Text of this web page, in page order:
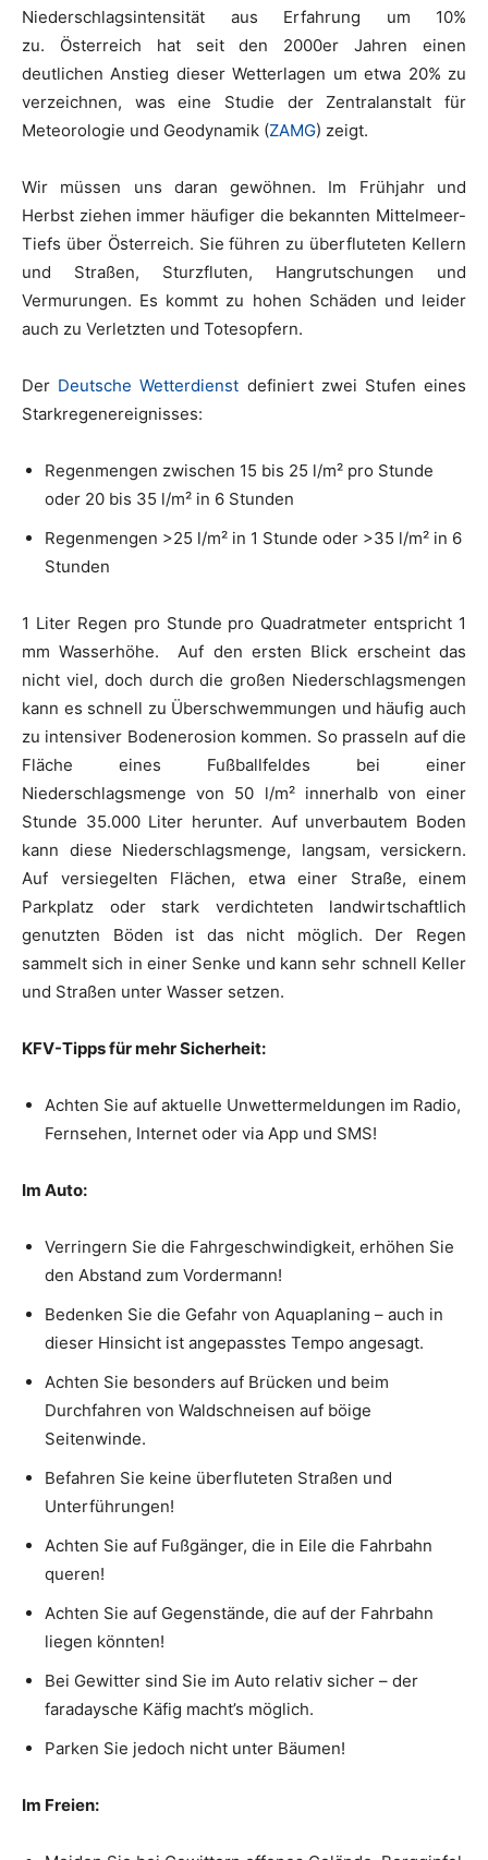
Niederschlagsintensität aus Erfahrung um 10%
zu. Österreich hat seit den 2000er Jahren einen
deutlichen Anstieg dieser Wetterlagen um etwa 20% zu
verzeichnen, was eine Studie der Zentralanstalt für
Meteorologie und Geodynamik (ZAMG) zeigt.
Wir müssen uns daran gewöhnen. Im Frühjahr und
Herbst ziehen immer häufiger die bekannten Mittelmeer-
Tiefs über Österreich. Sie führen zu überfluteten Kellern
und Straßen, Sturzfluten, Hangrutschungen und
Vermurungen. Es kommt zu hohen Schäden und leider
auch zu Verletzten und Totesopfern.
Der Deutsche Wetterdienst definiert zwei Stufen eines
Starkregenereignisses:
Regenmengen zwischen 15 bis 25 l/m² pro Stunde
oder 20 bis 35 l/m² in 6 Stunden
Regenmengen >25 l/m² in 1 Stunde oder >35 l/m² in 6
Stunden
1 Liter Regen pro Stunde pro Quadratmeter entspricht 1
mm Wasserhöhe. Auf den ersten Blick erscheint das
nicht viel, doch durch die großen Niederschlagsmengen
kann es schnell zu Überschwemmungen und häufig auch
zu intensiver Bodenerosion kommen. So prasseln auf die
Fläche eines Fußballfeldes bei einer
Niederschlagsmenge von 50 l/m² innerhalb von einer
Stunde 35.000 Liter herunter. Auf unverbautem Boden
kann diese Niederschlagsmenge, langsam, versickern.
Auf versiegelten Flächen, etwa einer Straße, einem
Parkplatz oder stark verdichteten landwirtschaftlich
genutzten Böden ist das nicht möglich. Der Regen
sammelt sich in einer Senke und kann sehr schnell Keller
und Straßen unter Wasser setzen.
KFV-Tipps für mehr Sicherheit:
Achten Sie auf aktuelle Unwettermeldungen im Radio,
Fernsehen, Internet oder via App und SMS!
Im Auto:
Verringern Sie die Fahrgeschwindigkeit, erhöhen Sie
den Abstand zum Vordermann!
Bedenken Sie die Gefahr von Aquaplaning – auch in
dieser Hinsicht ist angepasstes Tempo angesagt.
Achten Sie besonders auf Brücken und beim
Durchfahren von Waldschneisen auf böige
Seitenwinde.
Befahren Sie keine überfluteten Straßen und
Unterführungen!
Achten Sie auf Fußgänger, die in Eile die Fahrbahn
queren!
Achten Sie auf Gegenstände, die auf der Fahrbahn
liegen könnten!
Bei Gewitter sind Sie im Auto relativ sicher – der
faradaysche Käfig macht’s möglich.
Parken Sie jedoch nicht unter Bäumen!
Im Freien: